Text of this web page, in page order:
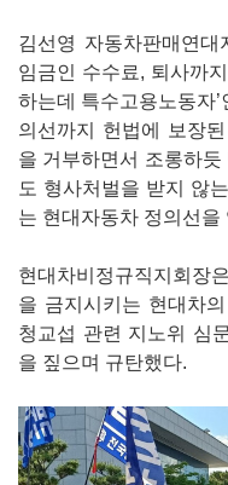
김선영 자동차판매연대
임금인 수수료, 퇴사까
하는데 특수고용노동자
의선까지 헌법에 보장
을 거부하면서 조롱하
도 형사처벌을 받지 않
는 현대자동차 정의선을
현대차비정규직지회장
을 금지시키는 현대차
청교섭 관련 지노위 심
을 짚으며 규탄했다.